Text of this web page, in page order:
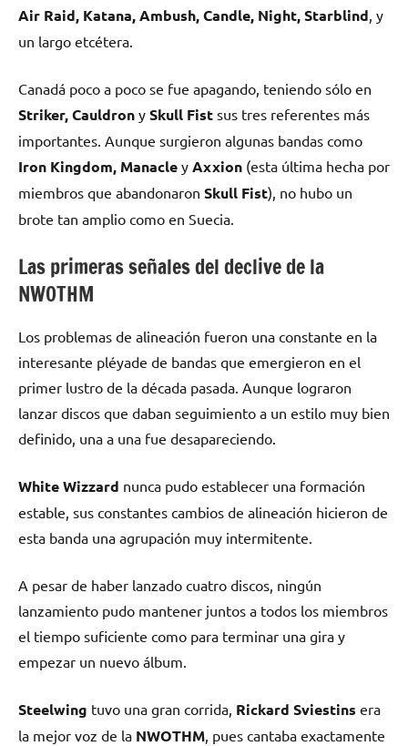
Air Raid, Katana, Ambush, Candle, Night, Starblind, y
un largo etcétera.
Canadá poco a poco se fue apagando, teniendo sólo en
Striker, Cauldron y Skull Fist sus tres referentes más
importantes. Aunque surgieron algunas bandas como
Iron Kingdom, Manacle y Axxion (esta última hecha por
miembros que abandonaron Skull Fist), no hubo un
brote tan amplio como en Suecia.
Las primeras señales del declive de la
NWOTHM
Los problemas de alineación fueron una constante en la
interesante pléyade de bandas que emergieron en el
primer lustro de la década pasada. Aunque lograron
lanzar discos que daban seguimiento a un estilo muy bien
definido, una a una fue desapareciendo.
White Wizzard nunca pudo establecer una formación
estable, sus constantes cambios de alineación hicieron de
esta banda una agrupación muy intermitente.
A pesar de haber lanzado cuatro discos, ningún
lanzamiento pudo mantener juntos a todos los miembros
el tiempo suficiente como para terminar una gira y
empezar un nuevo álbum.
Steelwing tuvo una gran corrida, Rickard Sviestins era
la mejor voz de la NWOTHM , pues cantaba exactamente